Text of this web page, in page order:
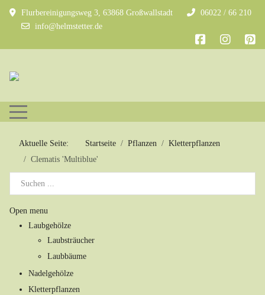
Flurbereinigungsweg 3, 63868 Großwallstadt
06022 / 66 210
info@helmstetter.de
Mobile Menu Toggle
Aktuelle Seite: Startseite Pflanzen
Kletterpflanzen
Clematis 'Multiblue'
Open menu
Laubgehölze
Laubsträucher
Laubbäume
Nadelgehölze
Kletterpflanzen